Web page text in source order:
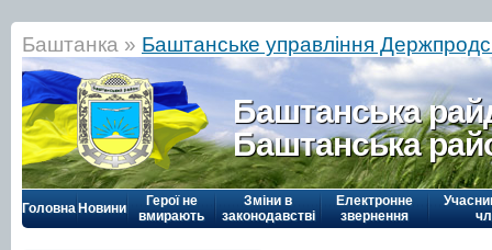
Баштанка » Баштанське управління
Баштанська
Баштанська
Головна Новини
Герої не
вмирають
Зміни в
законодавстві
Електронне
звернення